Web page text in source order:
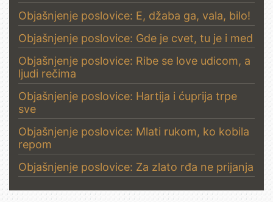
Objašnjenje poslovice: E, džaba ga, vala, bilo!
Objašnjenje poslovice: Gde je cvet, tu je i med
Objašnjenje poslovice: Ribe se love udicom, a
ljudi rečima
Objašnjenje poslovice: Hartija i ćuprija trpe
sve
Objašnjenje poslovice: Mlati rukom, ko kobila
repom
Objašnjenje poslovice: Za zlato rđa ne prijanja